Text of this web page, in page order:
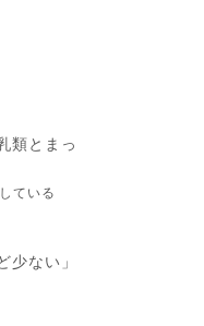
類とまっ
ている
少ない」